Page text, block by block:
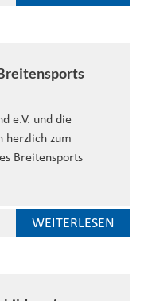
e.V. und die
herzlich zum
Breitensports
WEITERLESEN